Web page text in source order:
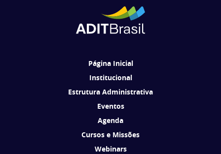
Ao se cadastrar, você concorda em receber comunicações da ADIT
Página Inicial
Institucional
Estrutura Administrativa
Eventos
Agenda
Cursos e Missões
Webinars